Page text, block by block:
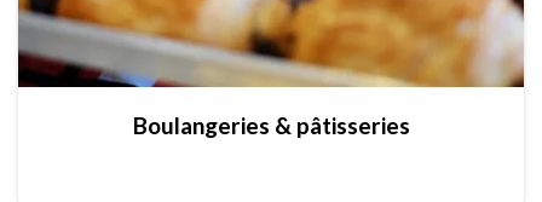
Boulangeries & pâtisseries